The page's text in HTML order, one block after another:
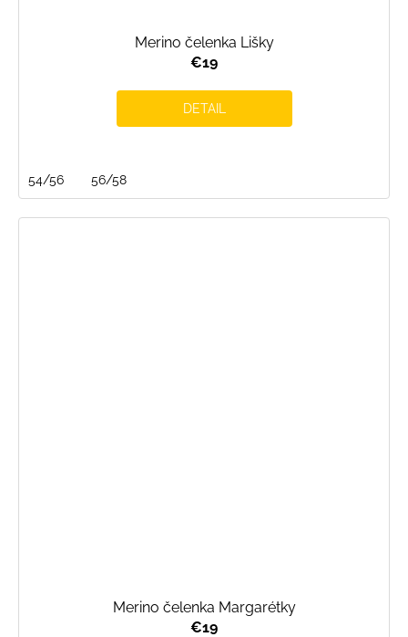
Merino čelenka Lišky
€19
DETAIL
54/56 56/58
Merino čelenka Margarétky
€19